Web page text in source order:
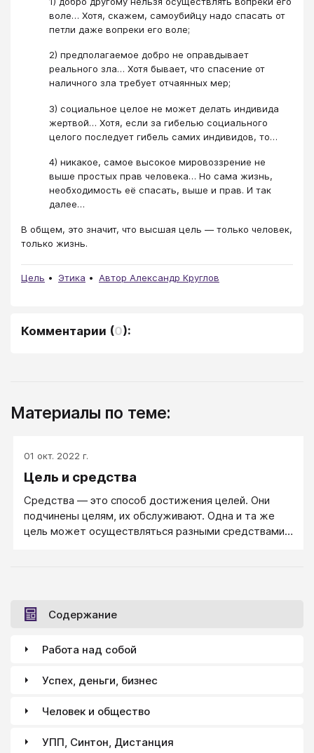
воле… Хотя, скажем, самоубийцу надо спасать от
петли даже вопреки его воле;
2) предполагаемое добро не оправдывает
реального зла… Хотя бывает, что спасение от
наличного зла требует отчаянных мер;
3) социальное целое не может делать индивида
жертвой… Хотя, если за гибелью социального
целого последует гибель самих индивидов, то…
4) никакое, самое высокое мировоззрение не
выше простых прав человека… Но сама жизнь,
необходимость её спасать, выше и прав. И так
далее…
В общем, это значит, что высшая цель ― только человек,
только жизнь.
Цель Этика Автор Александр Круглов
Комментарии (0):
Материалы по теме:
01 окт. 2022 г.
Цель и средства
Средства ― это способ достижения целей. Они
подчинены целям, их обслуживают. Одна и та же
цель может осуществляться разными средствами.
взаимно дополняют друг друга.
Содержание
Работа над собой
Успех, деньги, бизнес
Человек и общество
УПП, Синтон, Дистанция